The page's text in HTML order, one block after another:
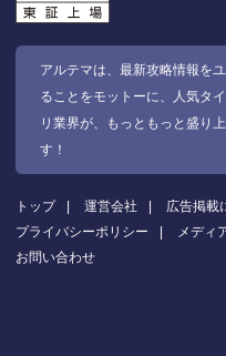
アルテマは、最新攻略情報を
ることをモットーに、人気タ
リ業界が、もっともっと盛り
す！
トップ 運営会社 広告掲載
プライバシーポリシー
メディ
お問い合わせ